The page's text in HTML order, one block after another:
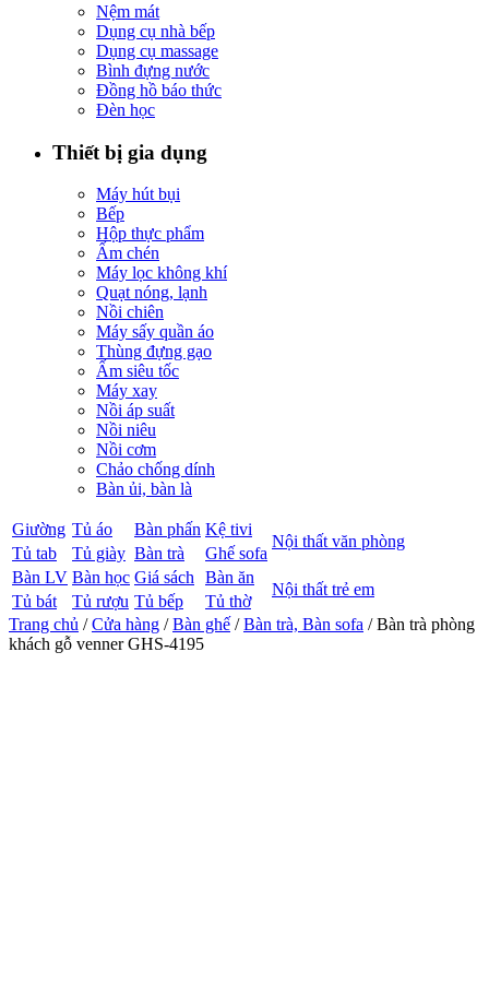
Nệm mát
Dụng cụ nhà bếp
Dụng cụ massage
Bình đựng nước
Đồng hồ báo thức
Đèn học
Thiết bị gia dụng
Máy hút bụi
Bếp
Hộp thực phẩm
Ấm chén
Máy lọc không khí
Quạt nóng, lạnh
Nồi chiên
Máy sấy quần áo
Thùng đựng gạo
Ấm siêu tốc
Máy xay
Nồi áp suất
Nồi niêu
Nồi cơm
Chảo chống dính
Bàn ủi, bàn là
Giường Tủ áo Bàn phấn Kệ tivi
Nội thất văn phòng
Tủ tab Tủ giày Bàn trà
Ghế sofa
Bàn LV Bàn học Giá sách Bàn ăn
Nội thất trẻ em
Tủ bát Tủ rượu Tủ bếp
Tủ thờ
Trang chủ /Cửa hàng /Bàn ghế /Bàn trà, Bàn sofa / Bàn trà phòng
khách gỗ venner GHS-4195